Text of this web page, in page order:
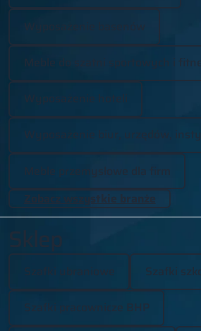
Wyposażenie basenów
Meble do szatni sportowych i
Zobacz wszystkie branże
Szafki